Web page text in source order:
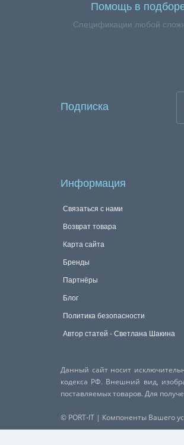
Помощь в
Спецификации любой
Подписка
Информация
Связаться с нами
Возврат товара
Карта сайта
Бренды
Партнёры
Блог
Политика безопасности
Автор статей - Светлана Шакина
Данный сайт носит
кодекса РФ. Внешний вид,
поставляемых товаров. Для
© PORT-IT | Компоненты Вашего